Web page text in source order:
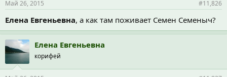
Май 26, 2015 #11,826
Елена Евгеньевна, а как там поживает Семен Семеныч?
Елена Евгеньевна
корифей